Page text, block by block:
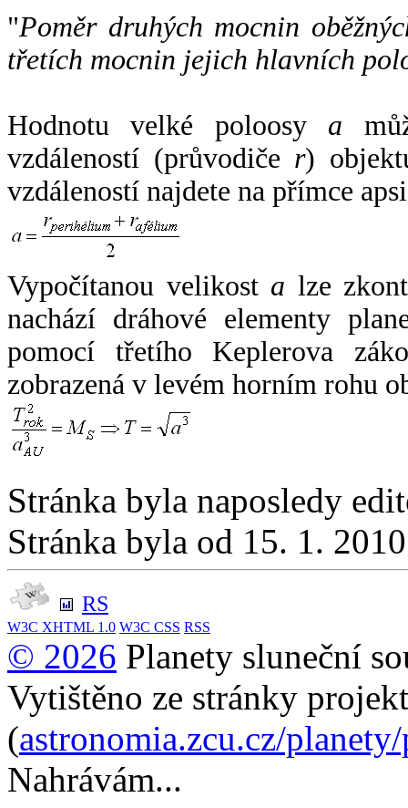
"Poměr druhých mocnin
třetích mocnin jejich hlavních
Hodnotu velké poloosy a
vzdáleností (průvodiče r)
vzdáleností najdete na přímce
Vypočítanou velikost a lze
nachází dráhové elementy
pomocí třetího Keplerova
zobrazená v levém horním rohu
Stránka byla naposledy
Stránka byla od 15. 1.
RS
W3C XHTML 1.0 W3C CSS RSS
© 2026 Planety sluneční
Vytištěno ze stránky
(astronomia.zcu.cz/
Nahrávám...